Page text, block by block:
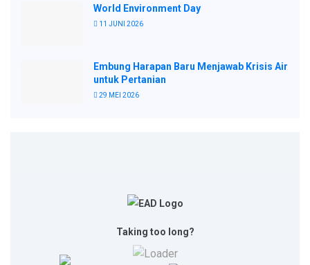
World Environment Day
11 JUNI 2026
Embung Harapan Baru Menjawab Krisis Air
untuk Pertanian
29 MEI 2026
Taking too long?